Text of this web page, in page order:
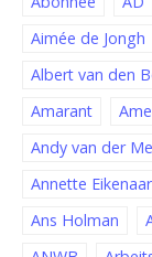
Aimée de Jongh
Albert van den
Amarant
Andy van der
Annette Eikenaar
Ans Holman